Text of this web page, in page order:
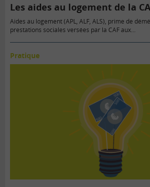
Les aides au logement de la
Aides au logement (APL, ALF, ALS), prime de
prestations sociales versées par la CAF aux…
Pratique